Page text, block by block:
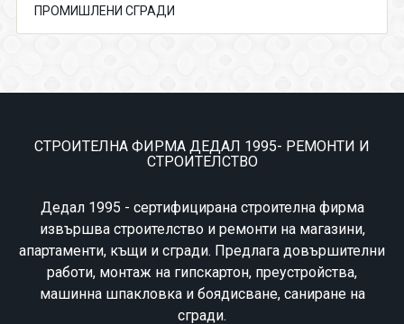
ПРОМИШЛЕНИ СГРАДИ
СТРОИТЕЛНА ФИРМА ДЕДАЛ 1995- РЕМОНТИ И
СТРОИТЕЛСТВО
Дедал 1995 - сертифицирана строителна фирма
извършва строителство и ремонти на магазини,
апартаменти, къщи и сгради. Предлага довършителни
работи, монтаж на гипскартон, преустройства,
машинна шпакловка и боядисване, саниране на
сгради.